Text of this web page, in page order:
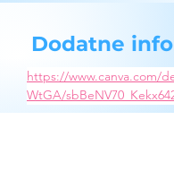
Dodatne
https://www.canva.com/
WtGA/